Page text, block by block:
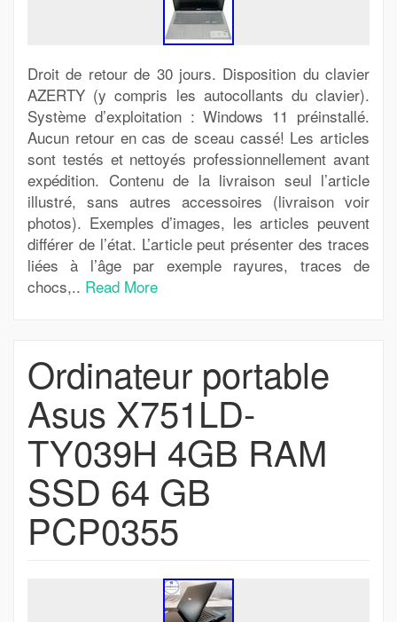
Droit de retour de 30 jours. Disposition du clavier
AZERTY (y compris les autocollants du clavier).
Système d’exploitation : Windows 11 préinstallé.
Aucun retour en cas de sceau cassé! Les articles
sont testés et nettoyés professionnellement avant
expédition. Contenu de la livraison seul l’article
illustré, sans autres accessoires (livraison voir
photos). Exemples d’images, les articles peuvent
différer de l’état. L’article peut présenter des traces
liées à l’âge par exemple rayures, traces de
chocs,.. Read More
Ordinateur portable
Asus X751LD-
TY039H 4GB RAM
SSD 64 GB
PCP0355